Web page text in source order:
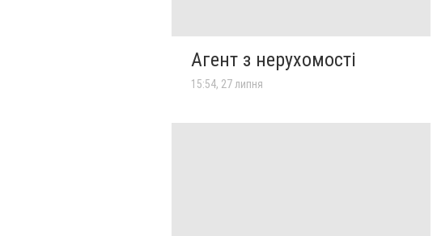
Агент з нерухомості
15:54, 27 липня